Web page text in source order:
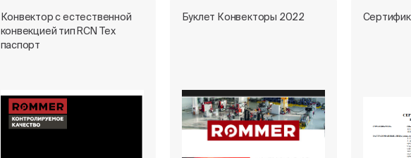
Конвектор с естественной
конвекцией тип RCN Тех
паспорт
Буклет Конвекторы 2022